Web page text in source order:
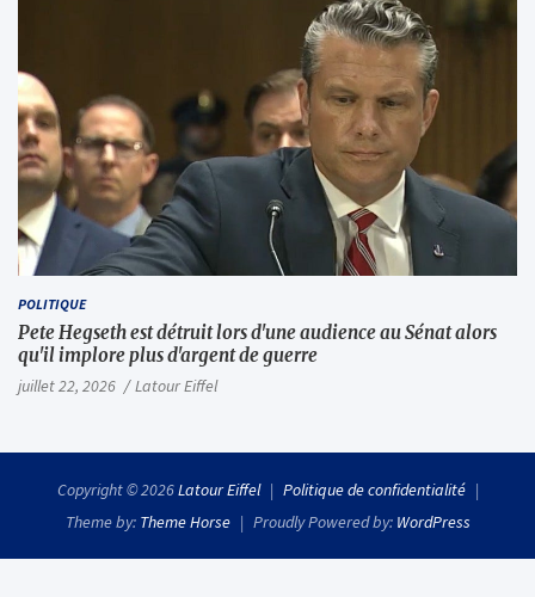
POLITIQUE
Pete Hegseth est détruit lors d'une audience au Sénat alors
qu'il implore plus d'argent de guerre
juillet 22, 2026 Latour Eiffel
Copyright © 2026Latour Eiffel
Politique de confidentialité
Theme by: Theme Horse Proudly Powered by: WordPress